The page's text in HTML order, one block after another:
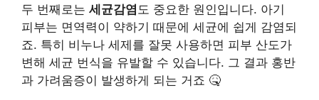
두 번째로는 세균감염 도 중요한 원인입니다. 아기
피부는 면역력이 약하기 때문에 세균에 쉽게 감염되
죠. 특히 비누나 세제를 잘못 사용하면 피부 산도가
변해 세균 번식을 유발할 수 있습니다. 그 결과 홍반
과 가려움증이 발생하게 되는 거죠 🤒